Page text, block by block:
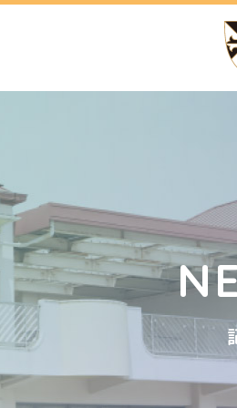
モンテッソーリ教育
専門講師によるカリキュラム
スタッフ日記 サイトマップ